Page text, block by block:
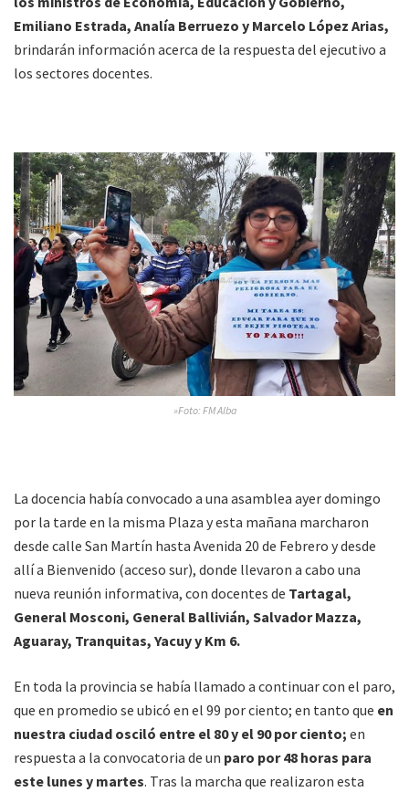
Emiliano Estrada, Analía Berruezo y Marcelo López Arias,
brindarán información acerca de la respuesta del ejecutivo a
los sectores docentes.
»Foto: FM Alba
La docencia había convocado a una asamblea ayer domingo
por la tarde en la misma Plaza y esta mañana marcharon
desde calle San Martín hasta Avenida 20 de Febrero y desde
allí a Bienvenido (acceso sur), donde llevaron a cabo una
nueva reunión informativa, con docentes de Tartagal,
General Mosconi, General Ballivián, Salvador Mazza,
Aguaray, Tranquitas, Yacuy y Km 6.
En toda la provincia se había llamado a continuar con el paro,
que en promedio se ubicó en el 99 por ciento; en tanto que en
nuestra ciudad osciló entre el 80 y el 90 por ciento; en
respuesta a la convocatoria de un paro por 48 horas para
este lunes y martes. Tras la marcha que realizaron esta